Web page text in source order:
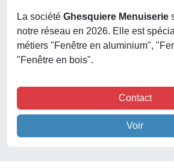
La société Ghesquiere Menuiserie
notre réseau en 2026. Elle est
métiers "Fenêtre en aluminium",
"Fenêtre en bois".
Contact
Voir